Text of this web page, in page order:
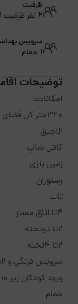
ظرفیت
2 نفر ظرفیت استاندارد
سرویس
1 حمام
توضیحات
امکانات:
320متر کل فضای اقامتگاه
الاچیق
کافی شاپ
زمین بازی
رستوران
تاپ
4تا اتاق مستر
2تا دوتخته
2تا 4تخته
سرویس فرنگی و 1اسرویس ایرانی مشترک
ورود کودکان زیر 10سال ممنوع
حمام